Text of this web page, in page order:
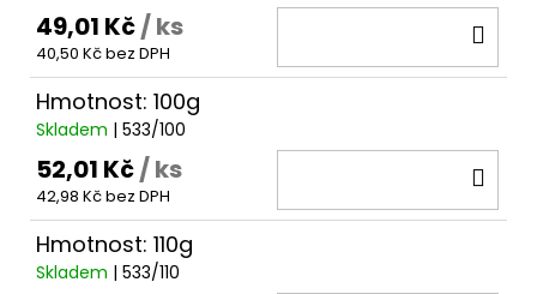
49,01 Kč/ ks
40,50 Kč bez DPH
Hmotnost: 100g
Skladem | 533/100
52,01 Kč/ ks
42,98 Kč bez DPH
Hmotnost: 110g
Skladem | 533/110